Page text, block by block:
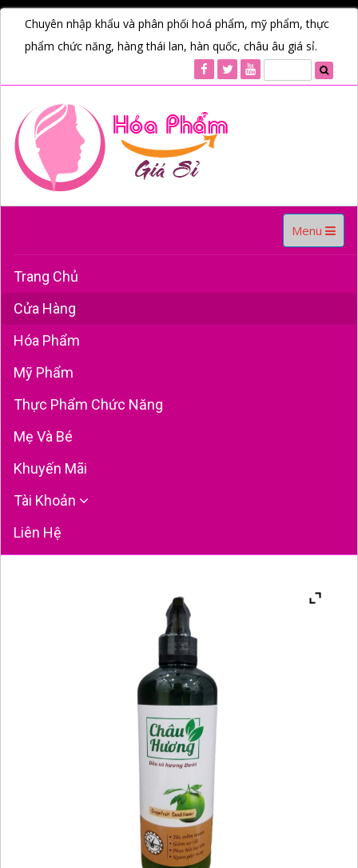
Chuyên nhập khẩu và phân phối hoá phẩm, mỹ phẩm, thực
phẩm chức năng, hàng thái lan, hàn quốc, châu âu giá sỉ.
Toggle
navigation
Menu
Trang Chủ
Cửa Hàng
Hóa Phẩm
Mỹ Phẩm
Thực Phẩm Chức Năng
Mẹ Và Bé
Khuyến Mãi
Tài Khoản
Liên Hệ